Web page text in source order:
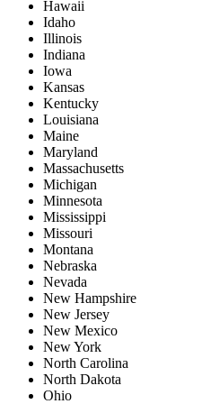
Hawaii
Idaho
Illinois
Indiana
Iowa
Kansas
Kentucky
Louisiana
Maine
Maryland
Massachusetts
Michigan
Minnesota
Mississippi
Missouri
Montana
Nebraska
Nevada
New Hampshire
New Jersey
New Mexico
New York
North Carolina
North Dakota
Ohio